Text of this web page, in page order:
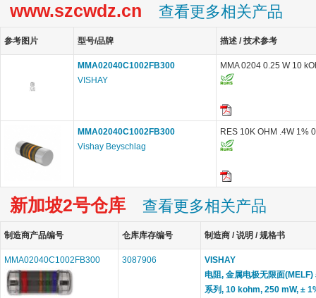
www.szcwdz.cn 查看更多相关产品
参考图片 型号/品牌 描述 / 技术参考
MMA02040C1002FB300
VISHAY
MMA 0204 0.25 W 10
MMA02040C1002FB300
Vishay Beyschlag
RES 10K OHM .4W 1%
新加坡2号仓库 查看更多相关产品
制造商产品编号 仓库库存编号 制造商 / 说明 / 规格书
MMA02040C1002FB300 3087906
VISHAY
电阻, 金属电极无限面
系列, 10 kohm, 250 mW, ±